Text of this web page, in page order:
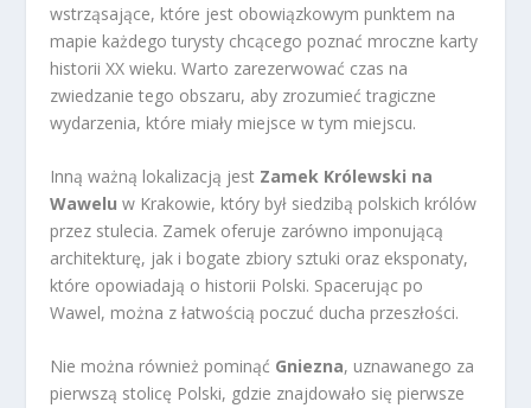
wstrząsające, które jest obowiązkowym punktem na
mapie każdego turysty chcącego poznać mroczne karty
historii XX wieku. Warto zarezerwować czas na
zwiedzanie tego obszaru, aby zrozumieć tragiczne
wydarzenia, które miały miejsce w tym miejscu.
Inną ważną lokalizacją jest Zamek Królewski na
Wawelu w Krakowie, który był siedzibą polskich królów
przez stulecia. Zamek oferuje zarówno imponującą
architekturę, jak i bogate zbiory sztuki oraz eksponaty,
które opowiadają o historii Polski. Spacerując po
Wawel, można z łatwością poczuć ducha przeszłości.
Nie można również pominąć Gniezna, uznawanego za
pierwszą stolicę Polski, gdzie znajdowało się pierwsze